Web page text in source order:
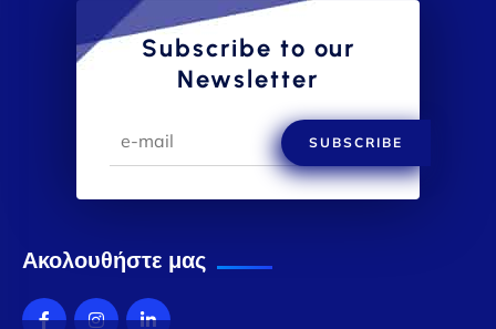
Subscribe to our
Newsletter
SUBSCRIBE
Ακολουθήστε μας